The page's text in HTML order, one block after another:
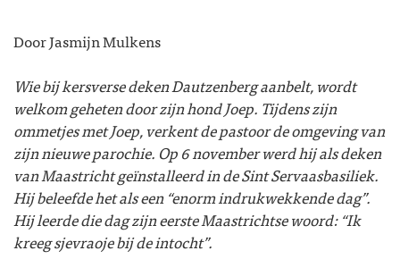
Door Jasmijn Mulkens
Wie bij kersverse deken Dautzenberg aanbelt, wordt
welkom geheten door zijn hond Joep. Tijdens zijn
ommetjes met Joep, verkent de pastoor de omgeving van
zijn nieuwe parochie. Op 6 november werd hij als deken
van Maastricht geïnstalleerd in de Sint Servaasbasiliek.
Hij beleefde het als een “enorm indrukwekkende dag”.
Hij leerde die dag zijn eerste Maastrichtse woord: “Ik
kreeg sjevraoje bij de intocht”.